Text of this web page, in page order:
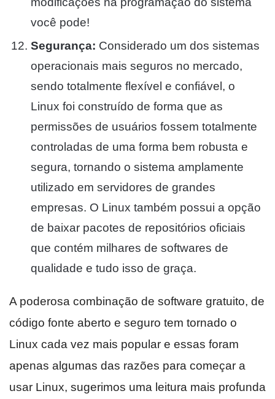
você pode!
Segurança: Considerado um dos sistemas
operacionais mais seguros no mercado,
sendo totalmente flexível e confiável, o
Linux foi construído de forma que as
permissões de usuários fossem totalmente
controladas de uma forma bem robusta e
segura, tornando o sistema amplamente
utilizado em servidores de grandes
empresas. O Linux também possui a opção
de baixar pacotes de repositórios oficiais
que contém milhares de softwares de
qualidade e tudo isso de graça.
A poderosa combinação de software gratuito, de
código fonte aberto e seguro tem tornado o
Linux cada vez mais popular e essas foram
apenas algumas das razões para começar a
usar Linux, sugerimos uma leitura mais profunda